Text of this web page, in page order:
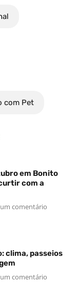
com Pet
em Bonito
com a
comentário
clima, passeios
comentário